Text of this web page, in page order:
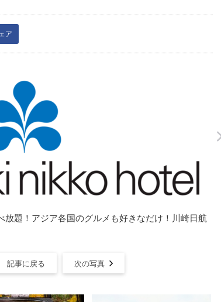
ア
放題！アジア各国のグルメも好きなだけ！川崎日航
記事に戻る 次の写真